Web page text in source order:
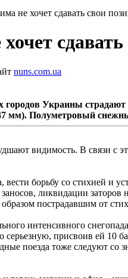
не хочет сдавать свои
nuns.com.ua
Украины страдают
мм). Полуметровый
видимость. В связи с
вести борьбу со стихией и
ликвидации заторов
пострадавшим от
интенсивного
присвоив ей 10
поезда тоже следуют со